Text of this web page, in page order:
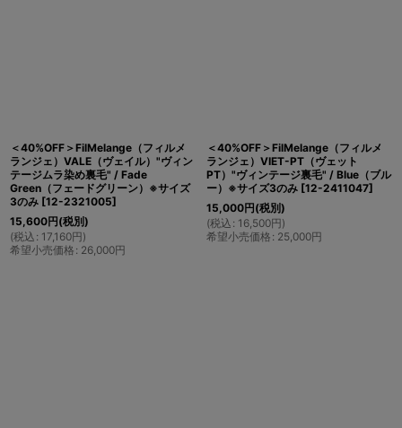
＜40%OFF＞FilMelange（フィルメ
ランジェ）VALE（ヴェイル）"ヴィン
テージムラ染め裏毛" / Fade
Green（フェードグリーン）※サイズ
3のみ [12-2321005]
15,600円(税別)
(税込 : 17,160円)
希望小売価格 : 26,000円
＜40%OFF＞FilMelange（フィルメ
ランジェ）VIET-PT（ヴェット
PT）"ヴィンテージ裏毛" / Blue（ブル
ー）※サイズ3のみ [12-2411047]
15,000円(税別)
(税込 : 16,500円)
希望小売価格 : 25,000円